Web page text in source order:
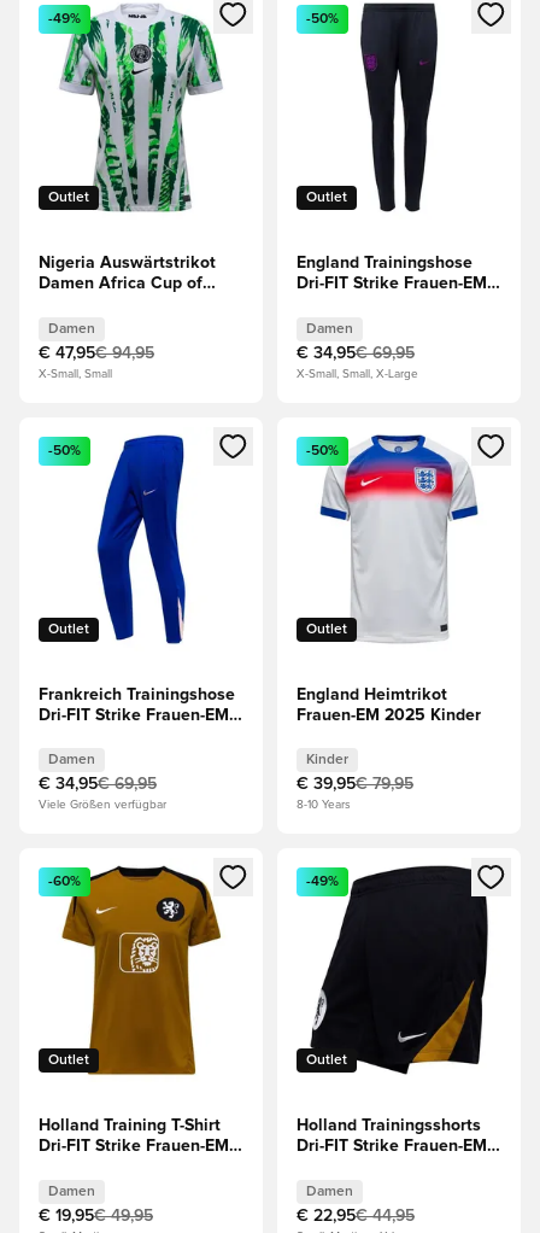
Öffnet ein Fenster zum Anmelden oder Registrieren als
Outlet
-49%
Nigeria Auswärtstrikot
Damen Africa Cup of
Damen
€ 47,95€ 94,95
X-Small, Small
Öffnet ein Fenster zum
Outlet
-50%
England Trainingshose
Dri-FIT Strike Frauen-EM
Damen
Damen
€ 34,95€ 69,95
X-Small, Small, X-Large
Öffnet ein Fenster zum Anmelden oder Registrieren als
Outlet
-50%
Frankreich Trainingshose
Dri-FIT Strike Frauen-EM
Damen
€ 34,95€ 69,95
Viele Größen verfügbar
Öffnet ein Fenster zum
Outlet
-50%
England Heimtrikot
Frauen-EM 2025 Kinder
Kinder
€ 39,95€ 79,95
8-10 Years
Öffnet ein Fenster zum Anmelden oder Registrieren als
Outlet
-60%
Holland Training T-Shirt
Dri-FIT Strike Frauen-EM
Gold/Schwarz/Weiß
Damen
Damen
€ 19,95€ 49,95
Öffnet ein Fenster zum
Outlet
-49%
Holland Trainingsshorts
Dri-FIT Strike Frauen-EM
Schwarz/Gold/Weiß
Damen
Damen
€ 22,95€ 44,95